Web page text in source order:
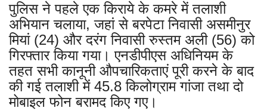
पुलिस ने पहले एक किराये के कमरे में तलाशी
अभियान चलाया, जहां से बरपेटा निवासी असमीनुर
मियां (24) और दरंग निवासी रुस्तम अली (56) को
गिरफ्तार किया गया। एनडीपीएस अधिनियम के
तहत सभी कानूनी औपचारिकताएं पूरी करने के बाद
की गई तलाशी में 45.8 किलोग्राम गांजा तथा दो
मोबाइल फोन बरामद किए गए।